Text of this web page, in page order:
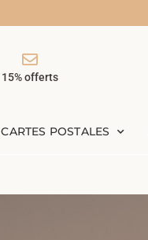
15% offerts
CARTES POSTALES